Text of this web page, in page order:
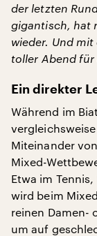
der letzten
gigantisch, hat
wieder. Und
toller Abend für
Ein direkter
Während im
Miteinander
Mixed-
Etwa im
wird beim
reinen Damen-
um auf